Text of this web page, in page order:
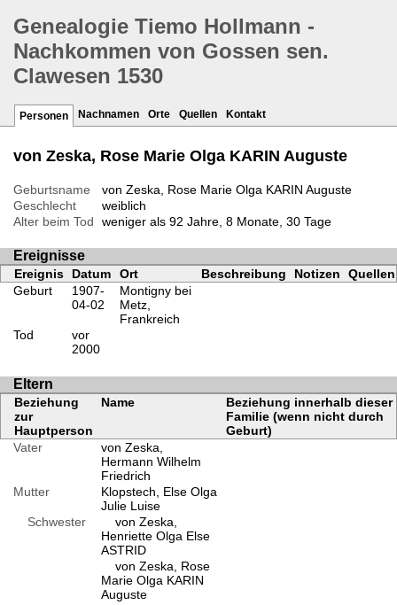
Genealogie Tiemo Hollmann -
Nachkommen von Gossen sen.
Clawesen 1530
Personen Nachnamen Orte Quellen Kontakt
von Zeska, Rose Marie Olga KARIN Auguste
Geburtsname
von Zeska, Rose Marie Olga KARIN Auguste
Geschlecht
weiblich
Alter beim Tod
weniger als 92 Jahre, 8 Monate, 30 Tage
Ereignisse
Ereignis Datum Ort Beschreibung Notizen
Quellen
Geburt
1907-
04-02
Montigny bei
Metz,
Frankreich
Tod
vor
2000
Eltern
Beziehung
zur
Hauptperson
Name
Beziehung innerhalb dieser
Familie (wenn nicht durch
Geburt)
Vater
von Zeska,
Hermann Wilhelm
Friedrich
Mutter
Klopstech, Else Olga
Julie Luise
Schwester
von Zeska,
Henriette Olga Else
ASTRID
von Zeska, Rose
Marie Olga KARIN
Auguste